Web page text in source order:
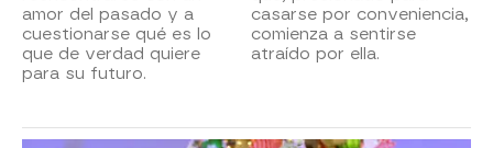
amor del pasado y a
cuestionarse qué es lo
que de verdad quiere
para su futuro.
casarse por conveniencia,
comienza a sentirse
atraído por ella.